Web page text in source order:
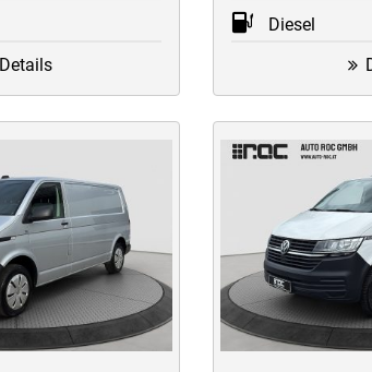
Details
Diesel